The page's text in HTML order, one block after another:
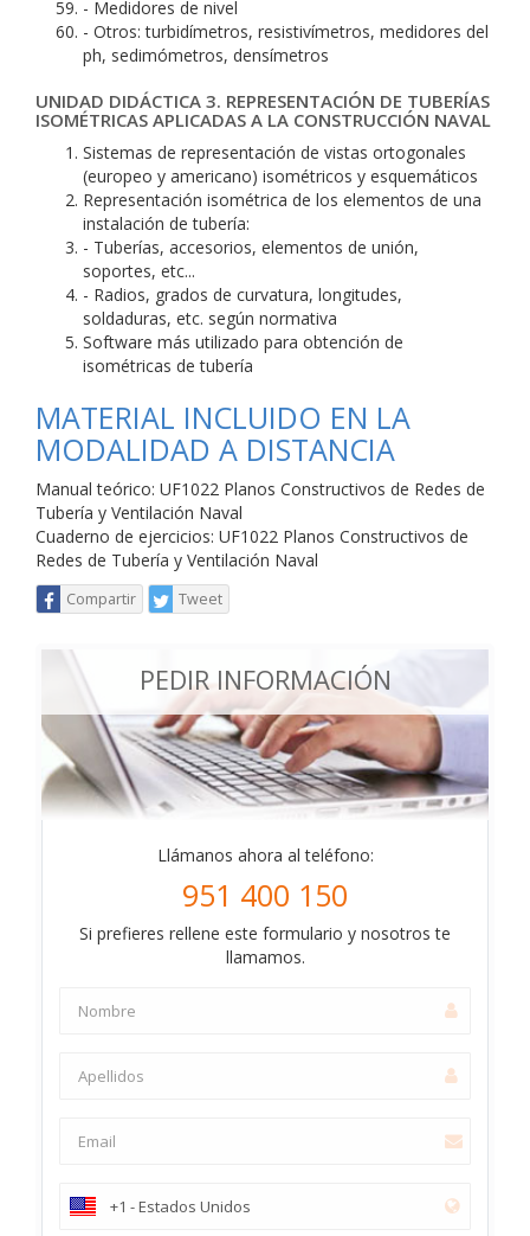
- Medidores de nivel
- Otros: turbidímetros, resistivímetros, medidores del
ph, sedimómetros, densímetros
UNIDAD DIDÁCTICA 3. REPRESENTACIÓN DE TUBERÍAS
ISOMÉTRICAS APLICADAS A LA CONSTRUCCIÓN NAVAL
Sistemas de representación de vistas ortogonales
(europeo y americano) isométricos y esquemáticos
Representación isométrica de los elementos de una
instalación de tubería:
- Tuberías, accesorios, elementos de unión,
soportes, etc...
- Radios, grados de curvatura, longitudes,
soldaduras, etc. según normativa
Software más utilizado para obtención de
isométricas de tubería
MATERIAL INCLUIDO EN LA
MODALIDAD A DISTANCIA
Manual teórico: UF1022 Planos Constructivos de Redes de
Tubería y Ventilación Naval
Cuaderno de ejercicios: UF1022 Planos Constructivos de
Redes de Tubería y Ventilación Naval
Compartir Tweet
PEDIR INFORMACIÓN
Llámanos ahora al teléfono:
951 400 150
Si prefieres rellene este formulario y nosotros te
llamamos.